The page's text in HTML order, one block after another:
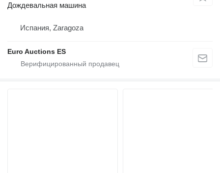
Дождевальная машина
Испания, Zaragoza
Euro Auctions ES